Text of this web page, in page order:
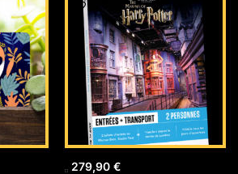
279,90 €